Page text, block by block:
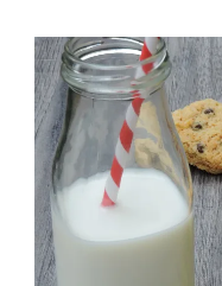
biscotti
con
gocce
di